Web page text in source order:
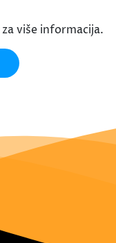
za više informacija.